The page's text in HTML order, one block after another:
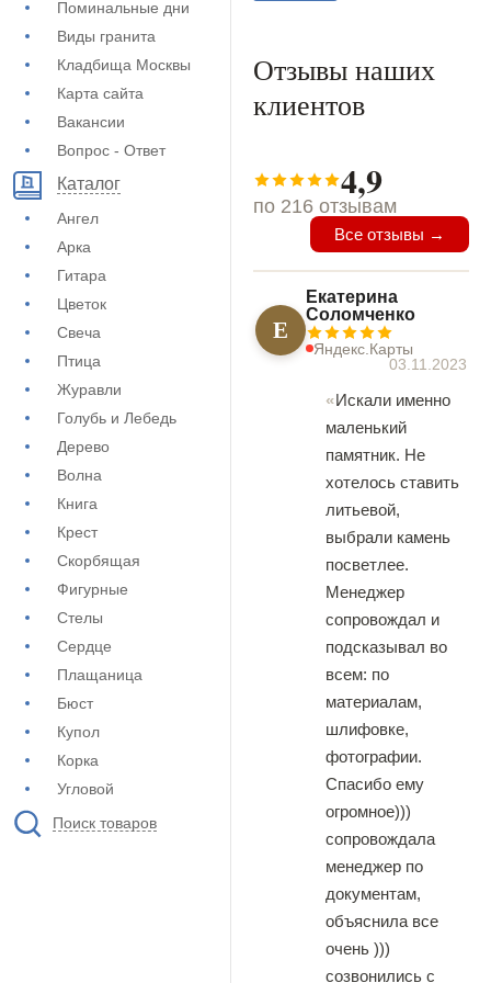
Поминальные дни
Виды гранита
Кладбища Москвы
Карта сайта
Вакансии
Вопрос - Ответ
Каталог
Ангел
Арка
Гитара
Цветок
Свеча
Птица
Журавли
Голубь и Лебедь
Дерево
Волна
Книга
Крест
Скорбящая
Фигурные
Стелы
Сердце
Плащаница
Бюст
Купол
Корка
Угловой
Поиск товаров
Отзывы наших
клиентов
4,9
по 216 отзывам
Все отзывы →
Е
Екатерина
Соломченко
Яндекс.Карты
03.11.2023
Искали именно
маленький
памятник. Не
хотелось ставить
литьевой,
выбрали камень
посветлее.
Менеджер
сопровождал и
подсказывал во
всем: по
материалам,
шлифовке,
фотографии.
Спасибо ему
огромное)))
сопровождала
менеджер по
документам,
объяснила все
очень )))
созвонились с